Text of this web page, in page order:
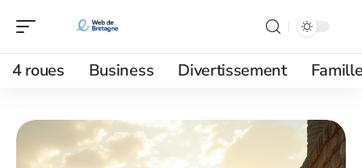
4 roues Business Divertissement